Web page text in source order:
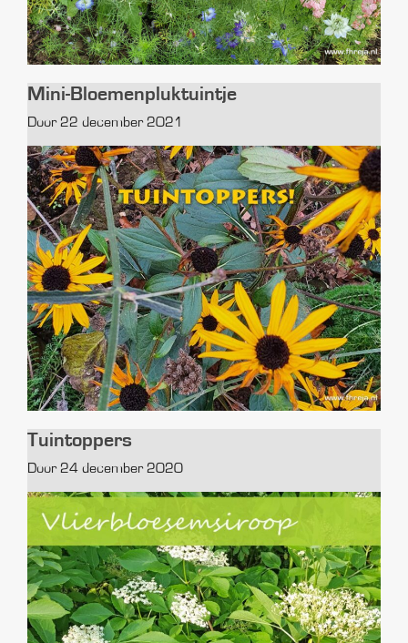
Mini-Bloemenpluktuintje
Door 22 december 2021
Tuintoppers
Door 24 december 2020